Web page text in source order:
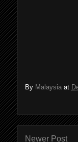
By Malaysia at
Newer Post